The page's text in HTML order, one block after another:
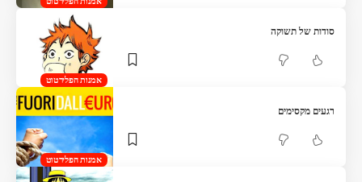
אמנות הפלירטוט
סודות של תשוקה
אמנות הפלירטוט
רגעים מקסימים